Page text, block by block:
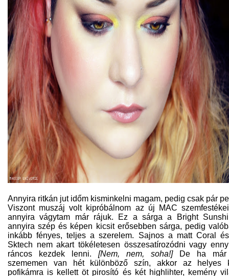
Annyira ritkán jut időm kisminkelni magam, pedig csak pár
Viszont muszáj volt kipróbálnom az új MAC
annyira vágytam már rájuk. Ez a sárga a Bright
annyira szép és képen kicsit erősebben sárga, pedig
inkább fényes, teljes a szerelem. Sajnos a matt Coral
Sktech nem akart tökéletesen összesatírozódni vagy
ráncos kezdek lenni. [Nem, nem, soha!]De ha
szememen van hét különböző szín, akkor az helyes
pofikámra is kellett öt pirosító és két highlihter, kemény